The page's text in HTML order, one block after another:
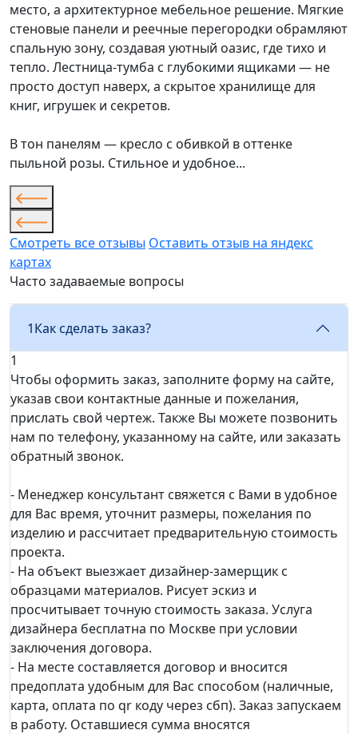
место, а архитектурное мебельное решение. Мягкие
стеновые панели и реечные перегородки обрамляют
спальную зону, создавая уютный оазис, где тихо и
тепло. Лестница-тумба с глубокими ящиками — не
просто доступ наверх, а скрытое хранилище для
книг, игрушек и секретов.
В тон панелям — кресло с обивкой в оттенке
пыльной розы. Стильное и удобное...
Смотреть все отзывы Оставить отзыв на яндекс
картах
Часто задаваемые вопросы
1Как сделать заказ?
1
Чтобы оформить заказ, заполните форму на сайте,
указав свои контактные данные и пожелания,
прислать свой чертеж. Также Вы можете позвонить
нам по телефону, указанному на сайте, или заказать
обратный звонок.
- Менеджер консультант свяжется с Вами в удобное
для Вас время, уточнит размеры, пожелания по
изделию и рассчитает предварительную стоимость
проекта.
- На объект выезжает дизайнер-замерщик с
образцами материалов. Рисует эскиз и
просчитывает точную стоимость заказа. Услуга
дизайнера бесплатна по Москве при условии
заключения договора.
- На месте составляется договор и вносится
предоплата удобным для Вас способом (наличные,
карта, оплата по qr коду через сбп). Заказ запускаем
в работу. Оставшиеся сумма вносятся